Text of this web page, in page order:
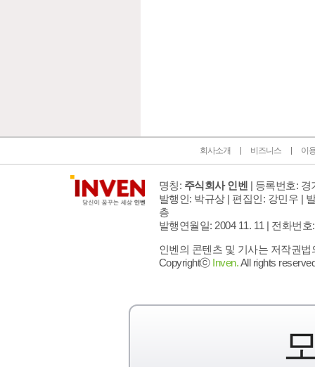
회사소개 비즈니스 이
명칭: 주식회사 인벤 | 등록번호: 경
발행인: 박규상 | 편집인: 강민우 |
층
발행연월일: 2004 11. 11 | 전화번호
인벤의 콘텐츠 및 기사는 저작권
Copyrightⓒ Inven.All rights